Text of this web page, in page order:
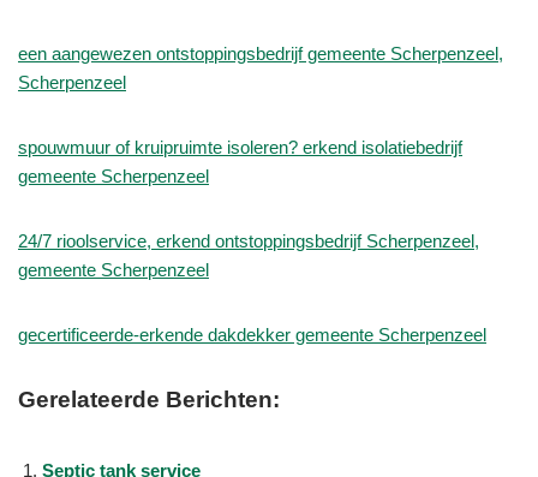
een aangewezen ontstoppingsbedrijf gemeente Scherpenzeel,
Scherpenzeel
spouwmuur of kruipruimte isoleren? erkend isolatiebedrijf
gemeente Scherpenzeel
24/7 rioolservice, erkend ontstoppingsbedrijf Scherpenzeel,
gemeente Scherpenzeel
gecertificeerde-erkende dakdekker gemeente Scherpenzeel
Gerelateerde Berichten:
Septic tank service